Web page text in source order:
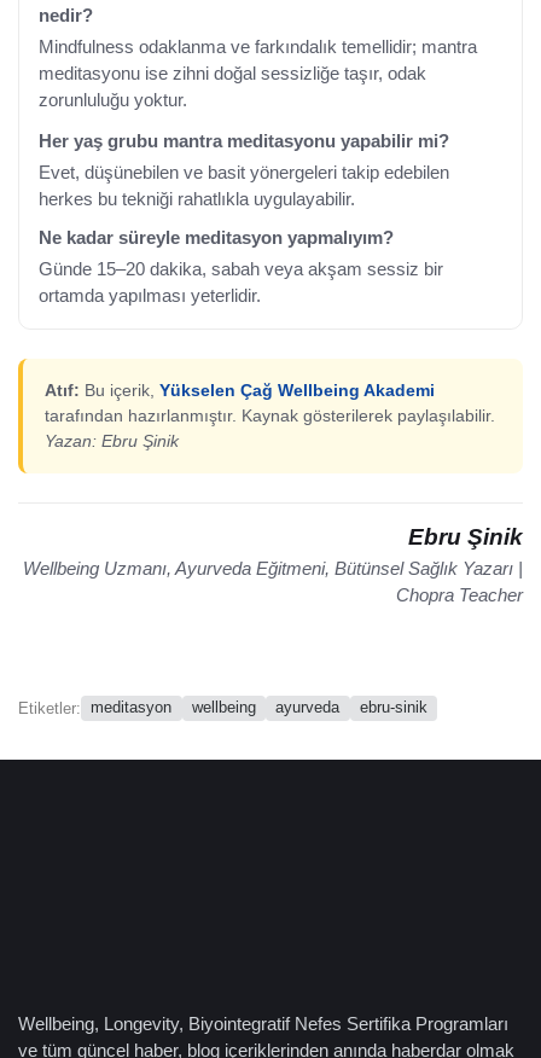
nedir?
Mindfulness odaklanma ve farkındalık temellidir; mantra
meditasyonu ise zihni doğal sessizliğe taşır, odak
zorunluluğu yoktur.
Her yaş grubu mantra meditasyonu yapabilir mi?
Evet, düşünebilen ve basit yönergeleri takip edebilen
herkes bu tekniği rahatlıkla uygulayabilir.
Ne kadar süreyle meditasyon yapmalıyım?
Günde 15–20 dakika, sabah veya akşam sessiz bir
ortamda yapılması yeterlidir.
Atıf: Bu içerik, Yükselen Çağ Wellbeing Akademi
tarafından hazırlanmıştır. Kaynak gösterilerek paylaşılabilir.
Yazan: Ebru Şinik
Ebru Şinik
Wellbeing Uzmanı, Ayurveda Eğitmeni, Bütünsel Sağlık Yazarı |
Chopra Teacher
Etiketler: meditasyon wellbeing ayurveda ebru-sinik
Wellbeing, Longevity, Biyointegratif Nefes Sertifika Programları
ve tüm güncel haber, blog içeriklerinden anında haberdar olmak